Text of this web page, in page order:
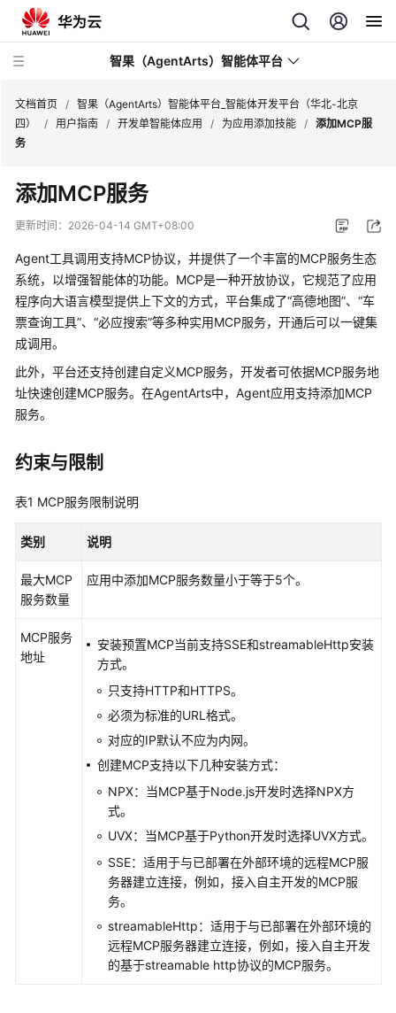
智果（AgentArts）智能体平台
新
动
态
产
品
介
绍
始
使
用
计
说
户
指
AgentArts
AgentArts
文档首页 / 智果（AgentArts）智能体平台_智能体开发平台（华北-北京
四）
/ 用户指南 / 开发单智能体应用 / 为应用添加技能 / 添加MCP服
务
添加MCP服务
更新时间： 2026-04-14 GMT+08:00
Agent工具调用支持MCP协议，并提供了一个丰富的MCP服务生态
系统，以增强智能体的功能。MCP是一种开放协议，它规范了应用
程序向大语言模型提供上下文的方式，平台集成了“高德地图”、“车
票查询工具”、“必应搜索”等多种实用MCP服务，开通后可以一键集
成调用。
此外，平台还支持创建自定义MCP服务，开发者可依据MCP服务地
址快速创建MCP服务。在AgentArts中，Agent应用支持添加MCP
服务。
约束与限制
表1 MCP服务限制说明
类别 说明
最大MCP
服务数量
应用中添加MCP服务数量小于等于5个。
MCP服务
地址
安装预置MCP当前支持SSE和streamableHttp安装
方式。
只支持HTTP和HTTPS。
必须为标准的URL格式。
对应的IP默认不应为内网。
创建MCP支持以下几种安装方式：
NPX：当MCP基于Node.js开发时选择NPX方
式。
UVX：当MCP基于Python开发时选择UVX方式。
SSE：适用于与已部署在外部环境的远程MCP服
务器建立连接，例如，接入自主开发的MCP服
务。
streamableHttp：适用于与已部署在外部环境的
远程MCP服务器建立连接，例如，接入自主开发
的基于streamable http协议的MCP服务。